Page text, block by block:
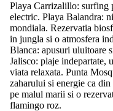
Playa Carrizalillo: surfing
electric. Playa Balandra:
mondiala. Rezervatia
in jungla si o atmosfera
Blanca: apusuri uluitoare
Jalisco: plaje indepartate,
viata relaxata. Punta
zaharului si energie ca
pe malul marii si o
flamingo roz.